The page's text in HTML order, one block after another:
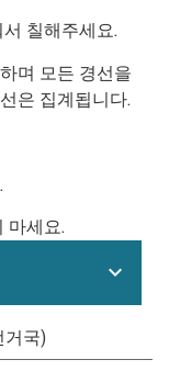
칠해주세요.
며 모든 경선을
은 집계됩니다.
마세요.
expand_more
거국)